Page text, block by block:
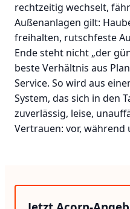
rechtzeitig wechselt,
Außenanlagen gilt:
freihalten, rutschfeste
Ende steht nicht „der
beste Verhältnis aus
Service. So wird aus
System, das sich in den
zuverlässig, leise,
Vertrauen: vor, während